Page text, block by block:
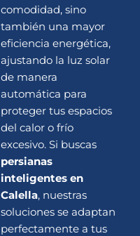
comodidad, sino
también una mayor
eficiencia energética,
ajustando la luz solar
de manera
automática para
proteger tus espacios
del calor o frío
excesivo. Si buscas
persianas
inteligentes en
Calella, nuestras
soluciones se adaptan
perfectamente a tus